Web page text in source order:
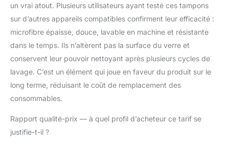
en permanence de
l'état de votre lave vitre
electrique. PACK
COMPLET DE 20
forfait comprend 10
paires de chiffonettes
en microfibre de haute
chiffonettes par rapport
un vrai atout. Plusieurs utilisateurs ayant testé ces tampons
sur d’autres appareils compatibles confirment leur efficacité :
microfibre épaisse, douce, lavable en machine et résistante
dans le temps. Ils n’altèrent pas la surface du verre et
conservent leur pouvoir nettoyant après plusieurs cycles de
lavage. C’est un élément qui joue en faveur du produit sur le
long terme, réduisant le coût de remplacement des
consommables.
Rapport qualité-prix — à quel profil d’acheteur ce tarif se
justifie-t-il ?